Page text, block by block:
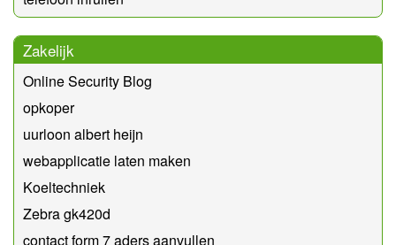
Zakelijk
Online Security Blog
opkoper
uurloon albert heijn
webapplicatie laten maken
Koeltechniek
Zebra gk420d
contact form 7 aders aanvullen